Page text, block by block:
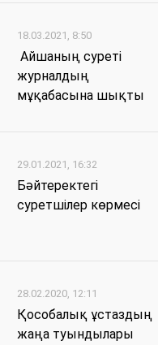
18.03.2021, 8:50
Айшаның суреті
журналдың
мұқабасына шықты
29.01.2021, 16:32
Бәйтеректегі
суретшілер көрмесі
28.02.2020, 12:11
Қособалық ұстаздың
жаңа туындылары